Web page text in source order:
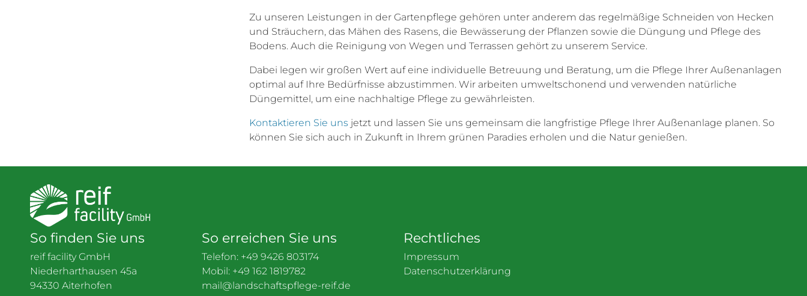
Zu unseren Leistungen in der Gartenpflege gehören unter anderem das regelmäßige Schneiden von Hecken
und Sträuchern, das Mähen des Rasens, die Bewässerung der Pflanzen sowie die Düngung und Pflege des
Bodens. Auch die Reinigung von Wegen und Terrassen gehört zu unserem Service.
Dabei legen wir großen Wert auf eine individuelle Betreuung und Beratung, um die Pflege Ihrer Außenanlagen
optimal auf Ihre Bedürfnisse abzustimmen. Wir arbeiten umweltschonend und verwenden natürliche
Düngemittel, um eine nachhaltige Pflege zu gewährleisten.
Kontaktieren Sie uns jetzt und lassen Sie uns gemeinsam die langfristige Pflege Ihrer Außenanlage planen. So
können Sie sich auch in Zukunft in Ihrem grünen Paradies erholen und die Natur genießen.
So finden Sie uns
reif facility GmbH
Niederharthausen 45a
94330 Aiterhofen
So erreichen Sie uns
Telefon: +49 9426 803174
Mobil: +49 162 1819782
mail@landschaftspflege-reif.de
Rechtliches
Impressum
Datenschutzerklärung